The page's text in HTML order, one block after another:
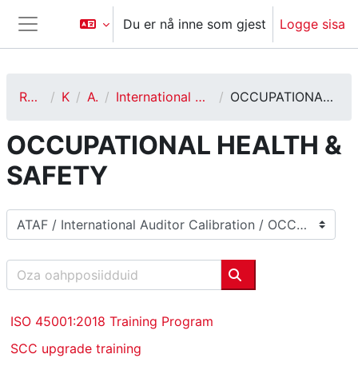
Gå til hovedinnhold
Sidepanel
Du er nå inne som gjest Logge sisa
Ruoktot Kurs ATAF International Auditor Calibration OCCUPATIONAL HEALTH & SAFETY
OCCUPATIONAL HEALTH &
SAFETY
Kursakategoriijat
Oza oahpposiidduid
Oza oahpposiidduid
ISO 45001:2018 Training Program
SCC upgrade training